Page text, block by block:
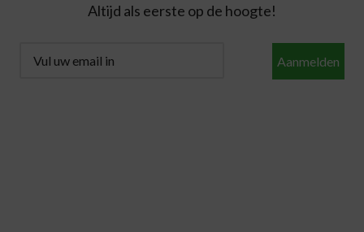
Altijd als eerste op de hoogte!
Aanmelden